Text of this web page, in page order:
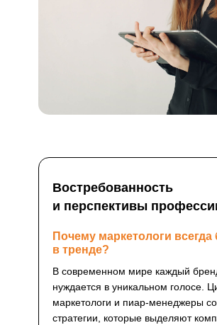
Востребованность
и перспективы
В современном мире каждый
нуждается в уникальном голосе.
маркетологи и пиар-менеджеры
стратегии, которые выделяют
Почему маркетологи всегда
в тренде?